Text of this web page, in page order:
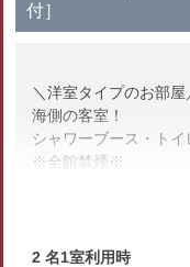
付］
＼洋室タイプのお部屋
海側の客室！
シャワーブース・ト
※全館禁煙※
テレビ・冷蔵庫・洗浄
2 名1室利用時